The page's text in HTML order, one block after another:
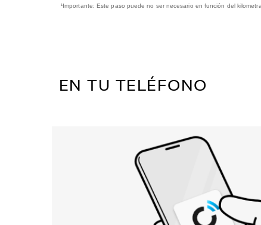
¹Importante: Este paso puede no ser necesario en función del
EN TU TELÉFONO